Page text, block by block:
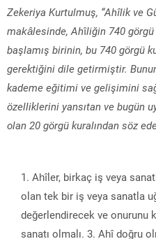
Zekeriya Kurtulmuş, “Ahîlik ve
makâlesinde, Ahîliğin 740 görgü
başlamış birinin, bu 740 görgü
gerektiğini dile getirmiştir.
kademe eğitimi ve gelişimini
özelliklerini yansıtan ve bugün
olan 20 görgü kuralından söz
Ahîler, birkaç iş veya
olan tek bir iş veya sanatla
değerlendirecek ve
sanatı olmalı. 3. Ahî doğru